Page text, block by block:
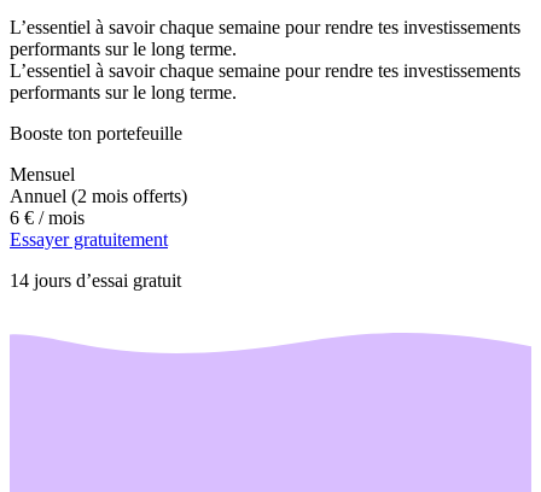
L’essentiel à savoir chaque semaine pour rendre tes investissements
performants sur le long terme.
L’essentiel à savoir chaque semaine pour rendre tes investissements
performants sur le long terme.
Booste ton portefeuille
Mensuel
Annuel (2 mois offerts)
6 € / mois
Essayer gratuitement
14 jours d’essai gratuit